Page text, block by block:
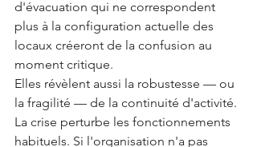
d'évacuation qui ne correspondent
plus à la configuration actuelle des
locaux créeront de la confusion au
moment critique.
Elles révèlent aussi la robustesse — ou
la fragilité — de la continuité d'activité.
La crise perturbe les fonctionnements
habituels. Si l'organisation n'a pas